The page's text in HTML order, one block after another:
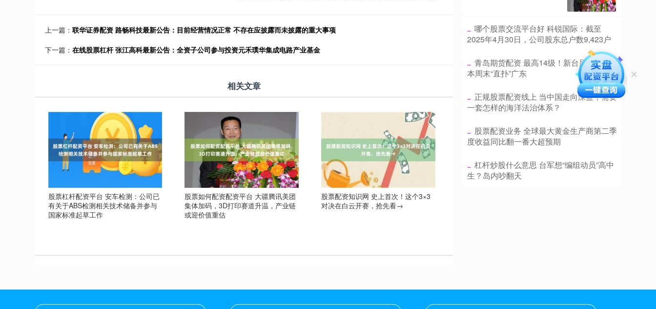
上一篇： 联华证券配资 路畅科技最新公告：目前经营情况正常 不存在应披露而未披露的重大事项
下一篇： 在线股票杠杆 张江高科最新公告：全资子公司参与投资元禾璞华集成电路产业基金
相关文章
股票杠杆配资平台 安车检测：公司已
有关于ABS检测相关技术储备并参与
国家标准起草工作
股票如何配资配资平台 大疆腾讯美团
集体加码，3D打印赛道升温，产业链
或迎价值重估
股票配资知识网 史上首次！这个3×3
对决在白云开赛，抢先看→
​哪个股票交流平台好 科锐国际：截至
2025年4月30日，公司股东总户数9,423户
​青岛期货配资 最高14级！新台风“红霞”或
本周末“直扑”广东
​正规股票配资线上 当中国走向深蓝，需要
一套怎样的海洋法治体系？
​股票配资业务 全球最大黄金生产商第二季
度收益同比翻一番大超预期
​杠杆炒股什么意思 台军想“编组动员”高中
生？岛内吵翻天